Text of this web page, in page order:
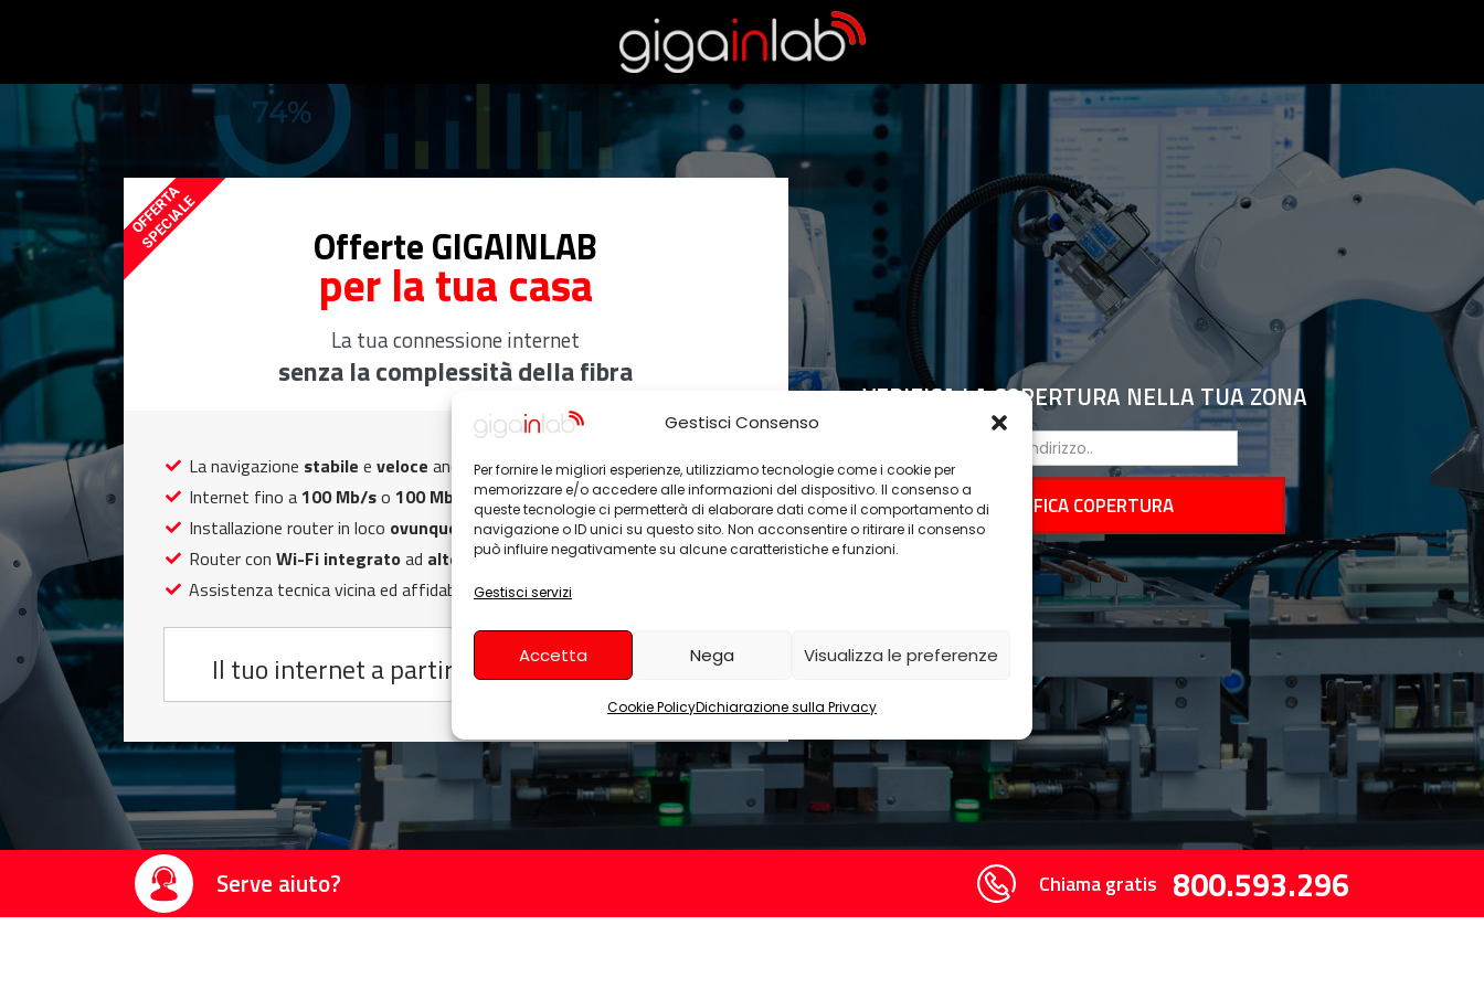
Gestisci Consenso
Per fornire le migliori esperienze, utilizziamo tecnologie come i cookie per
memorizzare e/o accedere alle informazioni del dispositivo. Il consenso a
queste tecnologie ci permetterà di elaborare dati come il comportamento di
navigazione o ID unici su questo sito. Non acconsentire o ritirare il consenso
può influire negativamente su alcune caratteristiche e funzioni.
Gestisci servizi
Accetta Nega Visualizza le preferenze
Cookie PolicyDichiarazione sulla Privacy
Offerte GIGAINLAB
per la tua casa
La tua connessione internet
senza la complessità della fibra
OFFERTA
SPECIALE
La navigazione stabile e veloce anche nelle zone meno raggiungibili
Internet fino a 100 Mb/so 100 Mb/s
ovunque
Installazione router in loco ovunque in Europa
Router con Wi-Fi integratoad alte prestazioni
Assistenza tecnica vicina ed affidabile
Il tuo internet a partire da27,53€al mese
VERIFICA LA COPERTURA NELLA TUA ZONA
Serve aiuto? Chiama gratis 800.593.296